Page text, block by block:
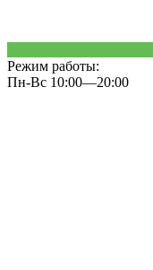
Режим работы:
Пн-Вс 10:00—20:00